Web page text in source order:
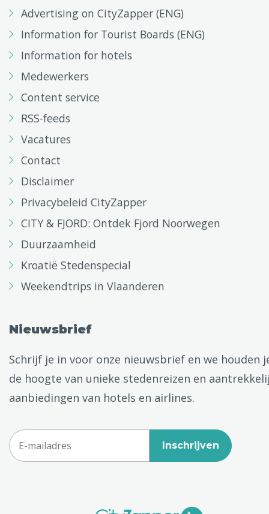
Advertising on CityZapper (ENG)
Information for Tourist Boards (ENG)
Information for hotels
Medewerkers
Content service
RSS-feeds
Vacatures
Contact
Disclaimer
Privacybeleid CityZapper
CITY & FJORD: Ontdek Fjord Noorwegen
Duurzaamheid
Kroatië Stedenspecial
Weekendtrips in Vlaanderen
Nieuwsbrief
Schrijf je in voor onze nieuwsbrief en we houden
de hoogte van unieke stedenreizen en
aanbiedingen van hotels en airlines.
Inschrijven